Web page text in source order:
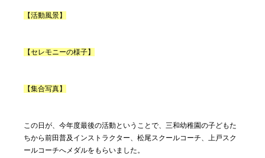
【活動風景】
【セレモニーの様子】
【集合写真】
この日が、今年度最後の活動ということで、三和幼稚園の子どもた
ちから前田普及インストラクター、松尾スクールコーチ、上戸スク
ールコーチへメダルをもらいました。